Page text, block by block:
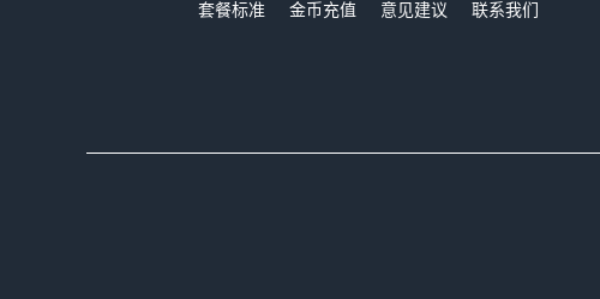
套餐标准
金币充值 意见建议 联系我们